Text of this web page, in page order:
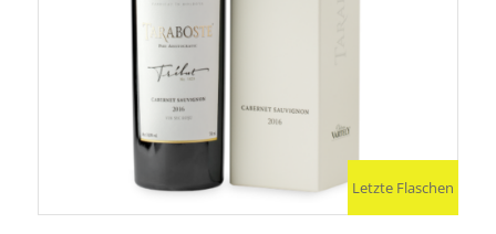
Letzte Flaschen